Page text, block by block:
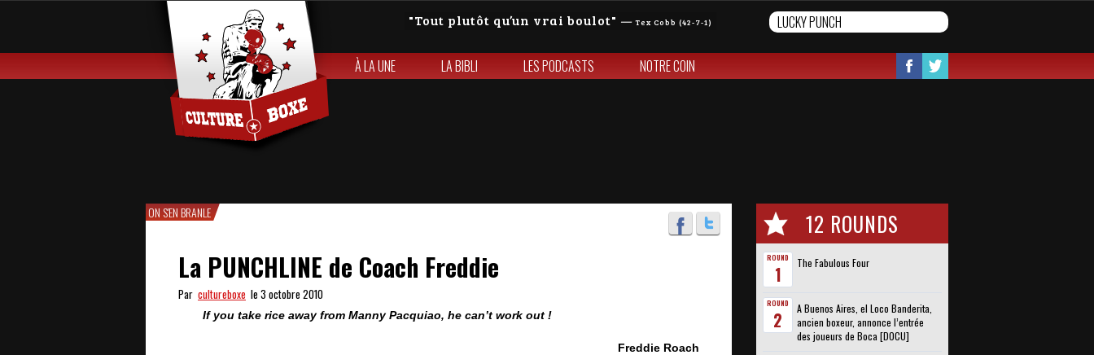
Tout plutôt qu’un vrai boulot — Tex Cobb (42-7-1)
À LA UNE LA BIBLI LES PODCASTS NOTRE COIN
12 ROUNDS
ROUND
1 The Fabulous Four
ROUND
2
A Buenos Aires, el Loco Banderita,
ancien boxeur, annonce l’entrée
des joueurs de Boca [DOCU]
ON S'EN BRANLE
La PUNCHLINE de Coach Freddie
Par cultureboxe le 3 octobre 2010
If you take rice away from Manny Pacquiao, he can’t work out !
Freddie Roach